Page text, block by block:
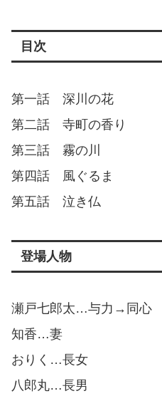
目次
第一話 深川の花
第二話 寺町の香り
第三話 霧の川
第四話 風ぐるま
第五話 泣き仏
登場人物
瀬戸七郎太…与力→同心
知香…妻
おりく…長女
八郎丸…長男